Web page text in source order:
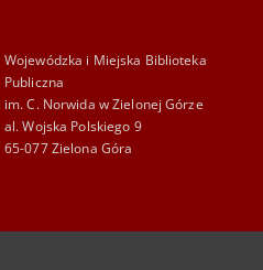
Wojewódzka i Miejska Biblioteka
Publiczna
im. C. Norwida w Zielonej Górze
al. Wojska Polskiego 9
65-077 Zielona Góra